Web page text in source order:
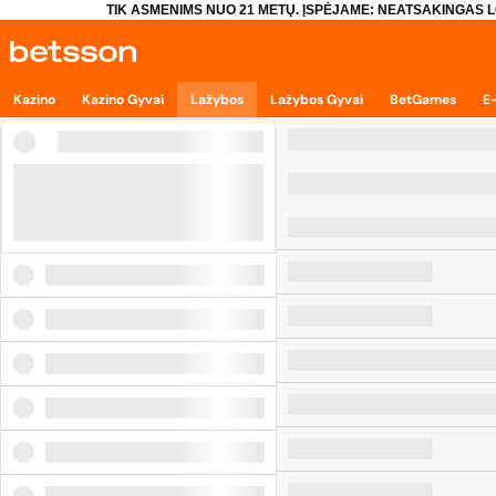
TIK ASMENIMS NUO 21 METŲ. ĮSPĖJAME: NEATSAKINGAS
Kazino Kazino Gyvai Lažybos Lažybos Gyvai BetGames